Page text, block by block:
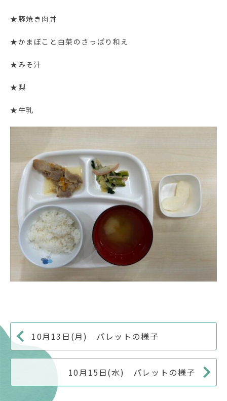
★豚焼き肉丼
★かまぼこと白菜のさっぱり和え
★みそ汁
★梨
★牛乳
10月13日(月) パレットの様子
10月15日(水) パレットの様子